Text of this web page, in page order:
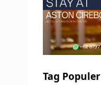
Tag Populer